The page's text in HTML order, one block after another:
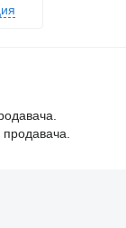
продавача.